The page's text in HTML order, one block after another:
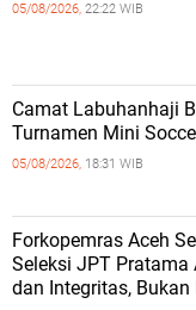
05/08/2026, 22:22 WIB
Camat Labuhanhaji
Turnamen Mini
05/08/2026, 18:31 WIB
Forkopemras Aceh
Seleksi JPT
dan Integritas, Bukan